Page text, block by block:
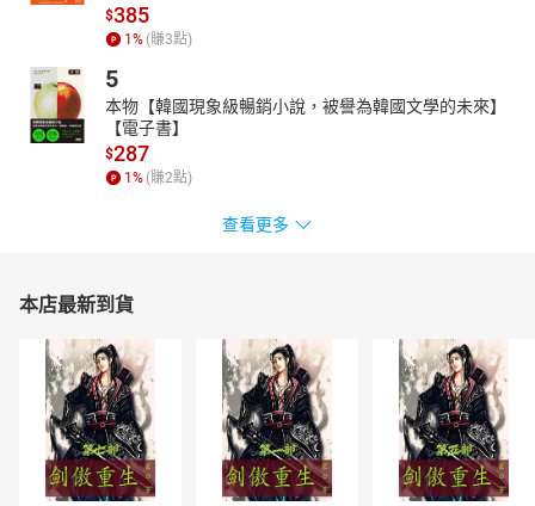
$385
1% (賺3點)
5
本物【韓國現象級暢銷小說，被譽為韓國文學的未來】
【電子書】
$287
1% (賺2點)
查看更多
本店最新到貨